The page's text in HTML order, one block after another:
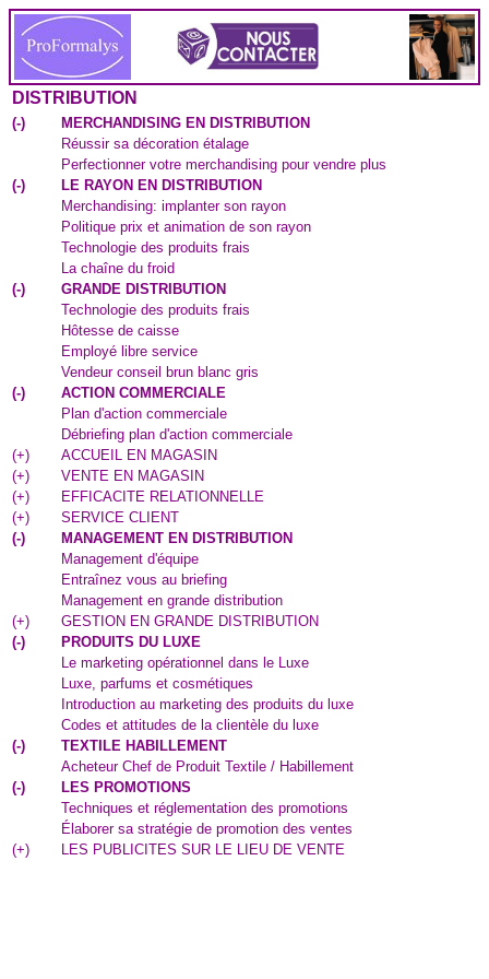
DISTRIBUTION
(-)
MERCHANDISING EN DISTRIBUTION
Réussir sa décoration étalage
Perfectionner votre merchandising pour vendre plus
(-)
LE RAYON EN DISTRIBUTION
Merchandising: implanter son rayon
Politique prix et animation de son rayon
Technologie des produits frais
La chaîne du froid
(-)
GRANDE DISTRIBUTION
Technologie des produits frais
Hôtesse de caisse
Employé libre service
Vendeur conseil brun blanc gris
(-)
ACTION COMMERCIALE
Plan d'action commerciale
Débriefing plan d'action commerciale
(+)
ACCUEIL EN MAGASIN
(+)
VENTE EN MAGASIN
(+)
EFFICACITE RELATIONNELLE
(+)
SERVICE CLIENT
(-)
MANAGEMENT EN DISTRIBUTION
Management d'équipe
Entraînez vous au briefing
Management en grande distribution
(+)
GESTION EN GRANDE DISTRIBUTION
(-)
PRODUITS DU LUXE
Le marketing opérationnel dans le Luxe
Luxe, parfums et cosmétiques
Introduction au marketing des produits du luxe
Codes et attitudes de la clientèle du luxe
(-)
TEXTILE HABILLEMENT
Acheteur Chef de Produit Textile / Habillement
(-)
LES PROMOTIONS
Techniques et réglementation des promotions
Élaborer sa stratégie de promotion des ventes
(+) LES PUBLICITES SUR LE LIEU DE VENTE